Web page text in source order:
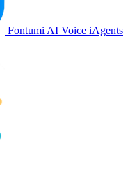
Fontumi AI Voice iAgents